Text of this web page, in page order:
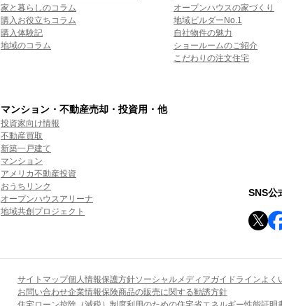
家と暮らしのコラム
購入お役立ちコラム
購入体験記
地域のコラム
オープンハウスの家づくり
地域ビルダーNo.1
自社物件の魅力
ショールームのご紹介
こだわりの注文住宅
マンション・不動産売却・投資用・他
投資家向け情報
不動産買取
新築一戸建て
マンション
アメリカ不動産投資
おうちリンク
オープンハウスアリーナ
地域共創プロジェクト
SNS公
サイトマップ個人情報保護方針ソーシャルメディアガイドラインよく
お問い合わせ企業情報保険商品の販売に関する勧誘方針